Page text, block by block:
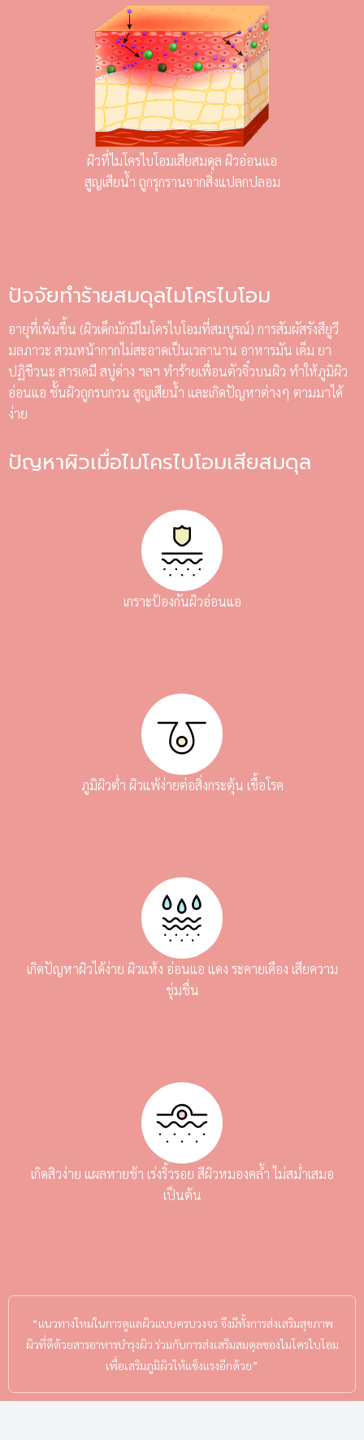
ผิวที่ไมโครไบโอมเสียสมดุล ผิวอ่อนแอ
สูญเสียน้ำ ถูกรุกรานจากสิ่งแปลกปลอม
ปัจจัยทำร้ายสมดุลไมโครไบโอม
อายุที่เพิ่มขึ้น (ผิวเด็กมักมีไมโครไบโอมที่สมบูรณ์) การสัมผัสรังสียูวี
มลภาวะ สวมหน้ากากไม่สะอาดเป็นเวลานาน อาหารมัน เค็ม ยา
ปฏิชีวนะ สารเคมี สบู่ด่าง ฯลฯ ทำร้ายเพื่อนตัวจิ๋วบนผิว ทำให้ภูมิผิว
อ่อนแอ ชั้นผิวถูกรบกวน สูญเสียน้ำ และเกิดปัญหาต่างๆ ตามมาได้
ง่าย
ปัญหาผิวเมื่อไมโครไบโอมเสียสมดุล
เกราะป้องกันผิวอ่อนแอ
ภูมิผิวต่ำ ผิวแพ้ง่ายต่อสิ่งกระตุ้น เชื้อโรค
เกิดปัญหาผิวได้ง่าย ผิวแห้ง อ่อนแอ แดง ระคายเคือง เสียความ
ชุ่มชื่น
เกิดสิวง่าย แผลหายช้า เร่งริ้วรอย สีผิวหมองคล้ำ ไม่สม่ำเสมอ
เป็นต้น
“แนวทางใหม่ในการดูแลผิวแบบครบวงจร จึงมีทั้งการส่งเสริมสุขภาพ
ผิวที่ดีด้วยสารอาหารบำรุงผิว ร่วมกับการส่งเสริมสมดุลของไมโครไบโอม
เพื่อเสริมภูมิผิวให้แข็งแรงอีกด้วย”